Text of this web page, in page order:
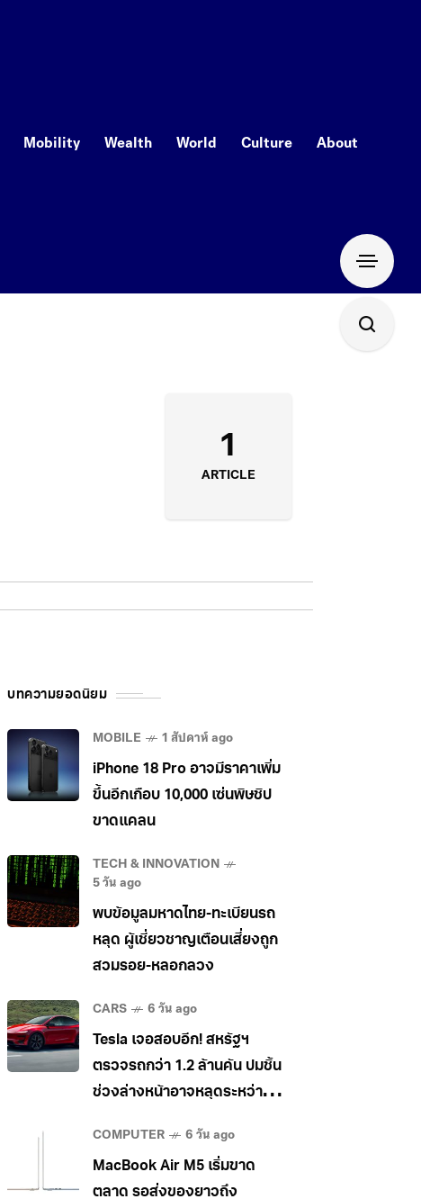
Mobility Wealth World Culture About
1
ARTICLE
บทความยอดนิยม
MOBILE 1 สัปดาห์ ago
iPhone 18 Pro อาจมีราคาเพิ่ม
ขึ้นอีกเกือบ 10,000 เซ่นพิษชิป
ขาดแคลน
TECH & INNOVATION
5 วัน ago
พบข้อมูลมหาดไทย-ทะเบียนรถ
หลุด ผู้เชี่ยวชาญเตือนเสี่ยงถูก
สวมรอย-หลอกลวง
CARS 6 วัน ago
Tesla เจอสอบอีก! สหรัฐฯ
ตรวจรถกว่า 1.2 ล้านคัน ปมชิ้น
ช่วงล่างหน้าอาจหลุดระหว่าง
COMPUTER 6 วัน ago
MacBook Air M5 เริ่มขาด
ตลาด รอส่งของยาวถึง